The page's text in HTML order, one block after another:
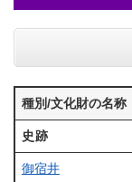
種別/文化財の名称
史跡
御宿井